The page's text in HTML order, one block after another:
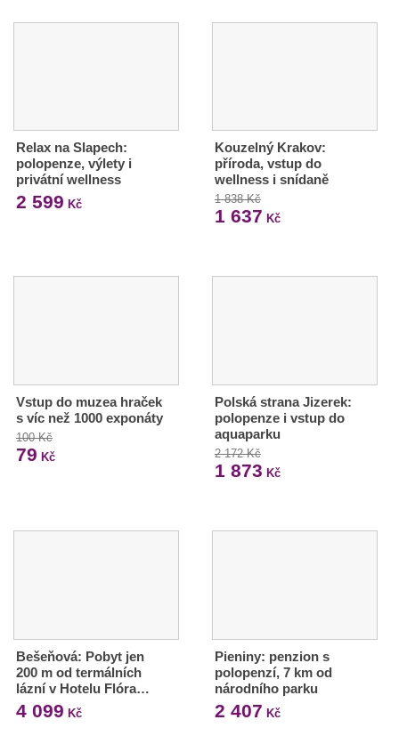
Relax na Slapech:
polopenze, výlety i
privátní wellness
2 599 Kč
Kouzelný Krakov:
příroda, vstup do
wellness i snídaně
1 838 Kč
1 637 Kč
Vstup do muzea hraček
s víc než 1000 exponáty
100 Kč
79 Kč
Polská strana Jizerek:
polopenze i vstup do
aquaparku
2 172 Kč
1 873 Kč
Bešeňová: Pobyt jen
200 m od termálních
lázní v Hotelu Flóra…
4 099 Kč
Pieniny: penzion s
polopenzí, 7 km od
národního parku
2 407 Kč